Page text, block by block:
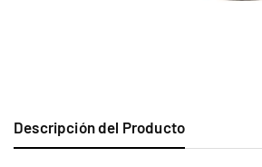
Descripción del Producto